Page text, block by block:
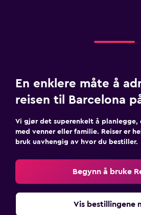
En enklere måte å
reisen til Barcelona
Vi gjør det superenkelt å planlegge,
med venner eller familie. Reiser er
bruk uavhengig av hvor du bestiller.
Begynn å bruke
Vis bestillingene